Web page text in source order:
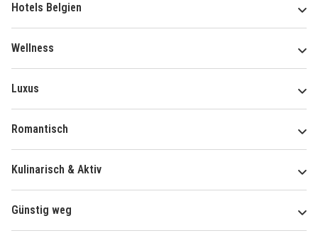
Hotels Belgien
Wellness
Luxus
Romantisch
Kulinarisch & Aktiv
Günstig weg